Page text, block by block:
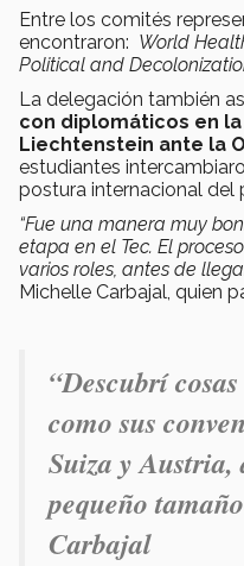
Entre los comités
encontraron: World
Political and
La delegación también
con diplomáticos en
Liechtenstein ante la
estudiantes
postura internacional del
“Fue una manera muy
etapa en el Tec. El
varios roles, antes de
Michelle Carbajal, quien
“Descubrí
como sus
Suiza y Austria,
pequeño
Carbajal